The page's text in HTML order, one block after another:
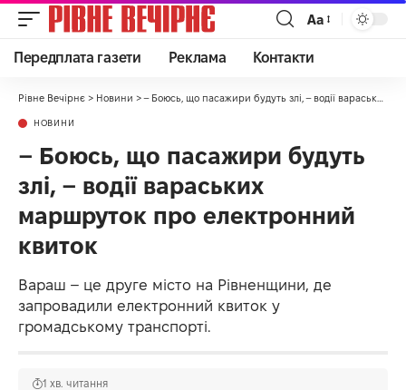
Аа
Передплата газети Реклама Контакти
Рівне Вечірнє > Новини >– Боюсь, що пасажири будуть злі, – водії вараських маршруток про електронний квиток
НОВИНИ
– Боюсь, що пасажири будуть
злі, – водії вараських
маршруток про електронний
квиток
Вараш – це друге місто на Рівненщини, де
запровадили електронний квиток у
громадському транспорті.
1 хв. читання